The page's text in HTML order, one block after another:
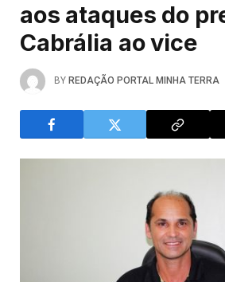
aos ataques do
Cabrália ao vice
BY REDAÇÃO PORTAL MINHA TERRA